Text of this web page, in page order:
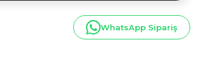
WhatsApp Sipariş